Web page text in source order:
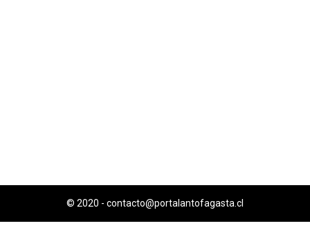
© 2020 - contacto@portalantofagasta.cl